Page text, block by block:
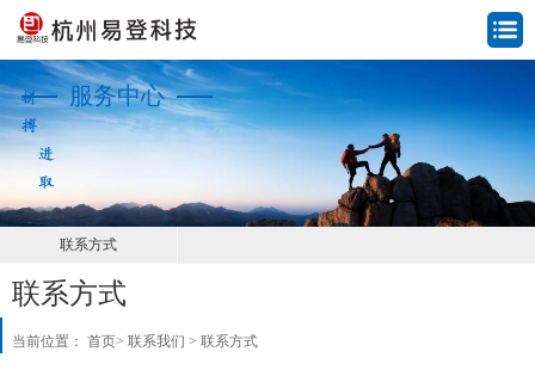
服务中心
联系方式
联系方式
当前位置： 首页> 联系我们 > 联系方式